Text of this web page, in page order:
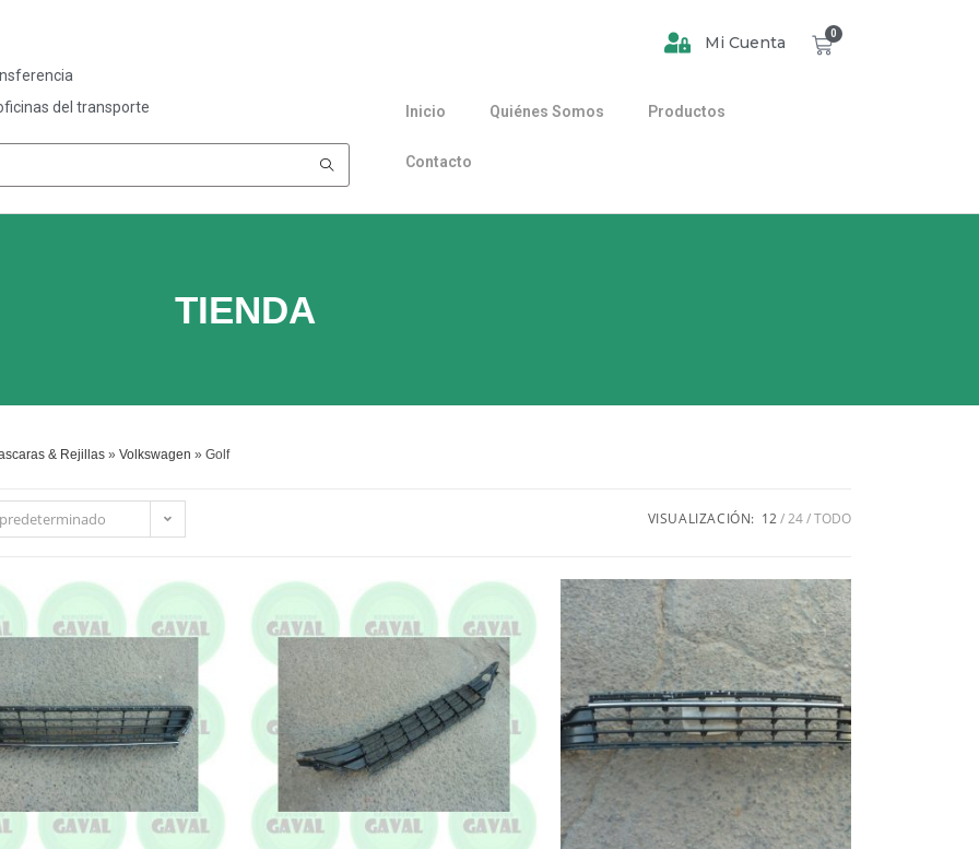
del transporte
Mi Cuenta 0
Inicio Quiénes Somos Productos
Contacto
TIENDA
& Rejillas» Volkswagen » Golf
VISUALIZACIÓN: 12 24 TODO